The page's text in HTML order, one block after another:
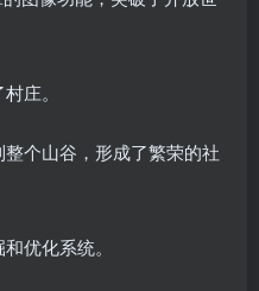
庄。
个山谷，形成了繁荣的社
优化系统。